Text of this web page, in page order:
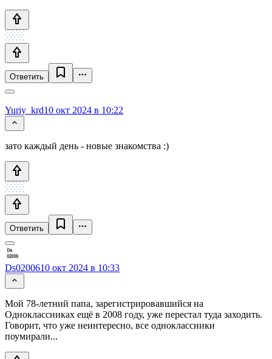
Ответить
Yuriy_krd10 окт 2024 в 10:22
зато каждый день - новые знакомства :)
Ответить
Ds0200610 окт 2024 в 10:33
Мой 78-летний папа, зарегистрировавшийся на
Одноклассниках ещё в 2008 году, уже перестал туда заходить.
Говорит, что уже неинтересно, все одноклассники
поумирали...